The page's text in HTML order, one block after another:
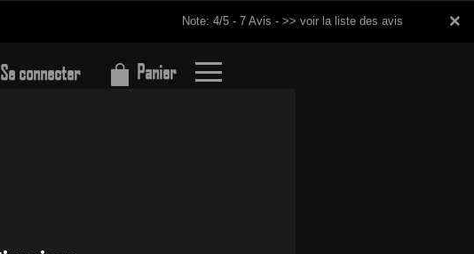
×
Note: 4/5 - 7 Avis - >> voir la liste des avis
Se connecter Panier
×